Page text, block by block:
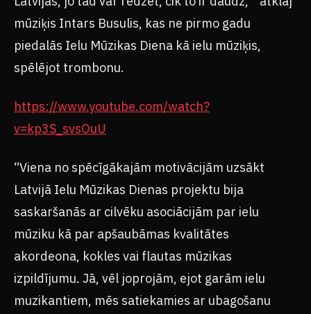
mūziķis Intars Busulis, kas ne pirmo gadu
piedalās Ielu Mūzikas Diena kā ielu mūziķis,
spēlējot trombonu.
https://www.youtube.com/watch?
v=kp3S_svsOuU
“Viena no spēcīgākajām motivācijām uzsākt
Latvijā Ielu Mūzikas Dienas projektu bija
saskaršanās ar cilvēku asociācijām par ielu
mūziku kā par apšaubāmas kvalitātes
akordeona, kokles vai flautas mūzikas
izpildījumu. Jā, vēl joprojām, ejot garām ielu
muzikantiem, mēs satiekamies ar ubagošanu